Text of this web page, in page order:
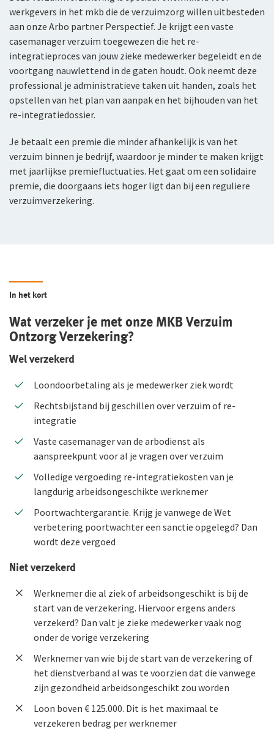
Evenementen
Doorlopende Evenementenverzekering
Verkeer en vervoer
Bestelautoverzekering
Zakelijke Motorverzekering
Vrachtautoverzekering
Verkeersschadeverzekering voor Medewerkers
Werkmaterieelverzekering
Arbeidsongeschiktheid
Ondernemers- AOV
Verkeer en vervoer
Bestelautoverzekering
Personenautoverzekering zakelijk
Zakelijke Motorverzekering
Verkeersschadeverzekering voor Medewerkers
Verkeer en vervoer
Personenautoverzekering
Bestelautoverzekering
Vervoerverzekering Eigen Goederen
Aanhangwagenverzekering
Werkmaterieelverzekering
Ikzelf
Ondernemers-AOV
Verkeer en vervoer
Landbouwmaterieelverzekering
Bestelautoverzekering
Vrachtautoverzekering
Verkeersschadeverzekering voor Medewerkers
Service en contact
Contactformulier
Klachtenregeling
Over De Zeeuwse
Wie wij zijn
Ons beleid
Onze cijfers
Tevreden klanten
Werken bij De Zeeuwse
werkgevers in het mkb die de verzuimzorg willen uitbesteden
aan onze Arbo partner Perspectief. Je krijgt een vaste
casemanager verzuim toegewezen die het re-
integratieproces van jouw zieke medewerker begeleidt en de
voortgang nauwlettend in de gaten houdt. Ook neemt deze
professional je administratieve taken uit handen, zoals het
opstellen van het plan van aanpak en het bijhouden van het
re-integratiedossier.
Je betaalt een premie die minder afhankelijk is van het
verzuim binnen je bedrijf, waardoor je minder te maken krijgt
met jaarlijkse premiefluctuaties. Het gaat om een solidaire
premie, die doorgaans iets hoger ligt dan bij een reguliere
verzuimverzekering.
Wat verzeker je met onze MKB Verzuim
Ontzorg Verzekering?
In het kort
Wel verzekerd
Loondoorbetaling als je medewerker ziek wordt
Rechtsbijstand bij geschillen over verzuim of re-
integratie
Vaste casemanager van de arbodienst als
aanspreekpunt voor al je vragen over verzuim
Volledige vergoeding re-integratiekosten van je
langdurig arbeidsongeschikte werknemer
Poortwachtergarantie. Krijg je vanwege de Wet
verbetering poortwachter een sanctie opgelegd? Dan
wordt deze vergoed
Niet verzekerd
Werknemer die al ziek of arbeidsongeschikt is bij de
start van de verzekering. Hiervoor ergens anders
verzekerd? Dan valt je zieke medewerker vaak nog
onder de vorige verzekering
Werknemer van wie bij de start van de verzekering of
het dienstverband al was te voorzien dat die vanwege
zijn gezondheid arbeidsongeschikt zou worden
Loon boven € 125.000. Dit is het maximaal te
verzekeren bedrag per werknemer